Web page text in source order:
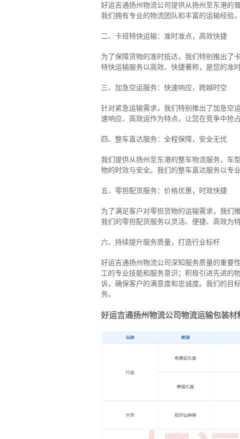
好运吉通扬州物流公司提供从扬州至东港的
我们拥有专业的物流团队和丰富的运输经验
二、卡班特快运输：准时准点，高效快捷
为了保障货物的准时抵达，我们特别推出了
特快运输服务以高效、快捷著称，是您的准时
三、加急空运服务：快速响应，跨越时空
针对紧急运输需求，我们特别推出了加急空
速响应、高效运作为特点，让您在竞争中抢占
四、整车直达服务：全程保障，安全无忧
我们提供从扬州至东港的整车物流服务，车
物的时效与安全。我们的整车直达服务以专
五、零担配货服务：价格优惠，时效快捷
为了满足客户对零担货物的运输需求，我们
我们的零担配货服务以灵活、便捷、高效为
六、持续提升服务质量，打造行业标杆
好运吉通扬州物流公司深知服务质量的重要
工的专业技能和服务意识；积极引进先进的
诉，确保客户的满意度和忠诚度。我们的目
务。
好运吉通扬州物流公司物流运输包装材